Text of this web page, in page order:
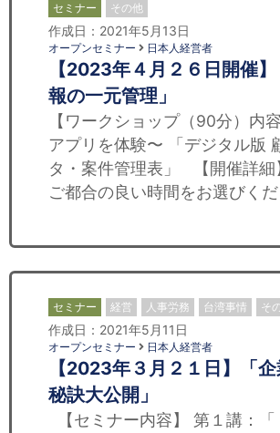
セミナー その他
作成日：2021年5月13日
オープンセミナー 日本人経営者
【2023年４月２６日開催
報の一元管理」
【ワークショップ（90分）内
アプリを体験〜 「デジタル版
タ・案件管理表」 【開催詳細
ご都合の良い時間をお選びく
セミナー 経営 人事労務 台湾事情 そ
作成日：2021年5月11日
オープンセミナー 日本人経営者
【2023年３月２１日】「
秘訣大公開」
【セミナー内容】 第１講：「